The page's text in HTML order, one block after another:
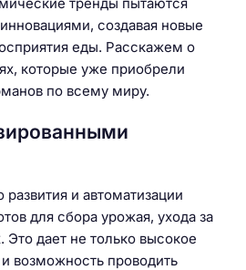
создавая новые
еды. Расскажем о
которые уже приобрели
по всему миру.
и автоматизации
для сбора урожая, ухода за
дает не только высокое
возможность проводить